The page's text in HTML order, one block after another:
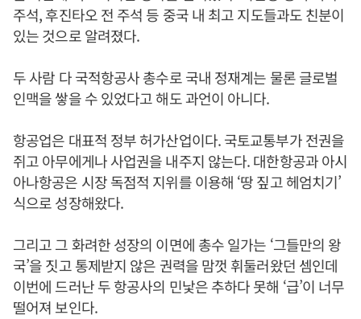
주석, 후진타오 전 주석 등 중국 내 최고 지도들과도 친분이
있는 것으로 알려졌다.
두 사람 다 국적항공사 총수로 국내 정재계는 물론 글로벌
인맥을 쌓을 수 있었다고 해도 과언이 아니다.
항공업은 대표적 정부 허가산업이다. 국토교통부가 전권을
쥐고 아무에게나 사업권을 내주지 않는다. 대한항공과 아시
아나항공은 시장 독점적 지위를 이용해 ‘땅 짚고 헤엄치기’
식으로 성장해왔다.
그리고 그 화려한 성장의 이면에 총수 일가는 ‘그들만의 왕
국’을 짓고 통제받지 않은 권력을 맘껏 휘둘러왔던 셈인데
이번에 드러난 두 항공사의 민낯은 추하다 못해 ‘급’이 너무
떨어져 보인다.